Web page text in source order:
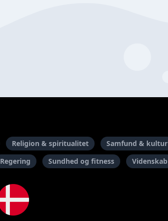
Religion & spiritualitet Samfund & kultur
Regering Sundhed og fitness Videnskab